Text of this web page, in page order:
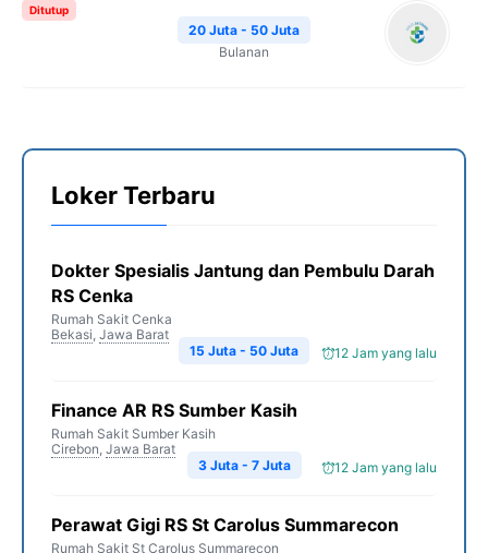
Ditutup
20 Juta - 50 Juta
Bulanan
Loker Terbaru
Dokter Spesialis Jantung dan Pembulu Darah
RS Cenka
Rumah Sakit Cenka
Bekasi, Jawa Barat
12 Jam yang lalu
15 Juta - 50 Juta
Finance AR RS Sumber Kasih
Rumah Sakit Sumber Kasih
Cirebon, Jawa Barat
12 Jam yang lalu
3 Juta - 7 Juta
Perawat Gigi RS St Carolus Summarecon
Rumah Sakit St Carolus Summarecon